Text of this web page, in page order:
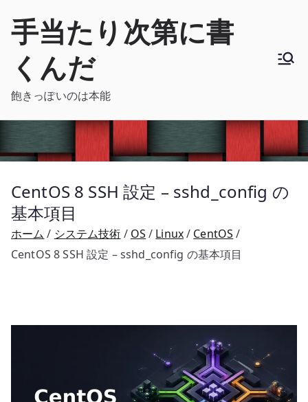
手当たり次第に書
くんだ
飽きっぽいのは本能
CentOS 8 SSH 設定 – sshd_config の
基本項目
ホーム システム技術 OS Linux
CentOS
CentOS 8 SSH 設定 – sshd_config の基本項目